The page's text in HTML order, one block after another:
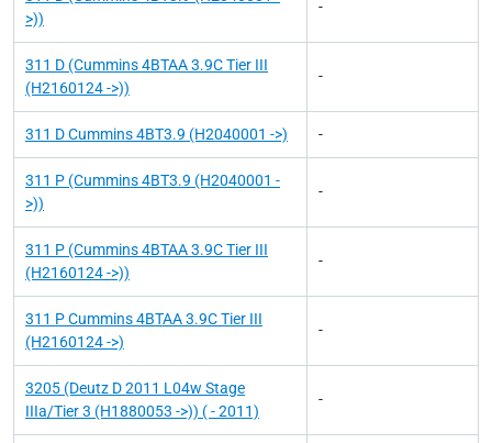
>))
-
311 D (Cummins 4BTAA 3.9C Tier III
(H2160124 ->))
-
311 D Cummins 4BT3.9 (H2040001 ->) -
311 P (Cummins 4BT3.9 (H2040001 -
>))
-
311 P (Cummins 4BTAA 3.9C Tier III
(H2160124 ->))
-
311 P Cummins 4BTAA 3.9C Tier III
(H2160124 ->)
-
3205 (Deutz D 2011 L04w Stage
IIIa/Tier 3 (H1880053 ->)) ( - 2011)
-